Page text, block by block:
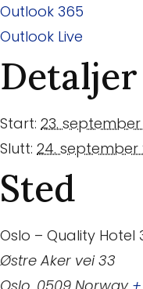
Outlook 365
Outlook Live
Detaljer
Start: 23.
Slutt: 24. september
Sted
Oslo – Quality Hotel
Østre Aker vei 33